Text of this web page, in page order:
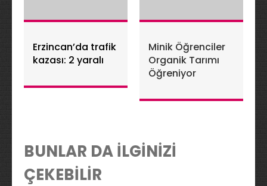
Erzincan’da trafik
kazası: 2 yaralı
Minik Öğrenciler
Organik Tarımı
Öğreniyor
BUNLAR DA İLGİNİZİ
ÇEKEBİLİR